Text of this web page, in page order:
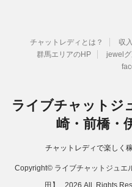
チャットレディとは？ 収
群馬エリアのHP
jewel
ライブチャットジ
崎・前橋・
チャットレディで楽しく
Copyright© ライブチャットジュエ